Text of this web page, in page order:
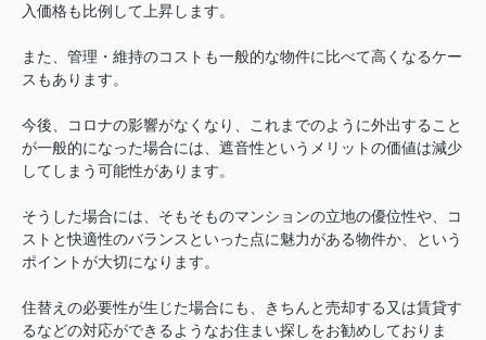
入価格も比例して上昇します。
また、管理・維持のコストも一般的な物件に比べて高くなるケー
スもあります。
今後、コロナの影響がなくなり、これまでのように外出すること
が一般的になった場合には、遮音性というメリットの価値は減少
してしまう可能性があります。
そうした場合には、そもそものマンションの立地の優位性や、コ
ストと快適性のバランスといった点に魅力がある物件か、という
ポイントが大切になります。
住替えの必要性が生じた場合にも、きちんと売却する又は賃貸す
るなどの対応ができるようなお住まい探しをお勧めしておりま